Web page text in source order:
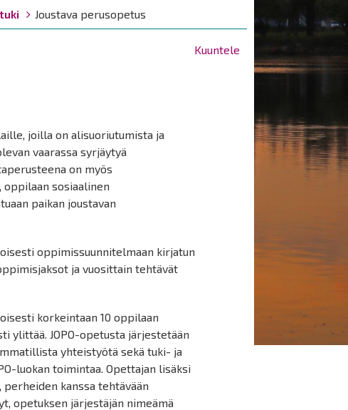
Joustava perusopetus
Kuuntele
joilla on alisuoriutumista ja
vaarassa syrjäytyä
on myös
sosiaalinen
paikan joustavan
oppimissuunnitelmaan kirjatun
ja vuosittain tehtävät
korkeintaan 10 oppilaan
ylittää. JOPO-opetusta järjestetään
yhteistyötä sekä tuki- ja
luokan toimintaa. Opettajan lisäksi
kanssa tehtävään
opetuksen järjestäjän nimeämä